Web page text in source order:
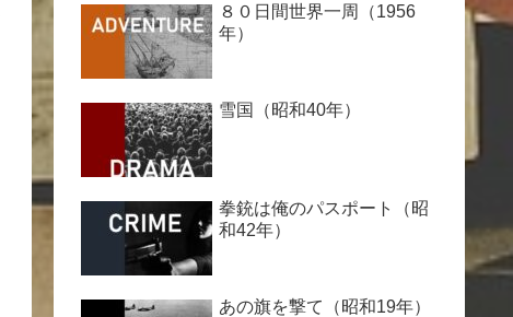
８０日間世界一周（1956
年）
雪国（昭和40年）
拳銃は俺のパスポート（昭
和42年）
あの旗を撃て（昭和19年）